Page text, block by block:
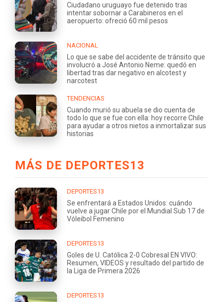
Ciudadano uruguayo fue detenido tras
intentar sobornar a Carabineros en el
aeropuerto: ofreció 60 mil pesos
NACIONAL
Lo que se sabe del accidente de tránsito que
involucró a José Antonio Neme: quedó en
libertad tras dar negativo en alcotest y
narcotest
TENDENCIAS
Cuando murió su abuela se dio cuenta de
todo lo que se fue con ella: hoy recorre Chile
para ayudar a otros nietos a inmortalizar sus
historias
MÁS DE DEPORTES13
DEPORTES13
Se enfrentará a Estados Unidos: cuándo
vuelve a jugar Chile por el Mundial Sub 17 de
Vóleibol Femenino
DEPORTES13
Goles de U. Católica 2-0 Cobresal EN VIVO:
Resumen, VIDEOS y resultado del partido de
la Liga de Primera 2026
DEPORTES13